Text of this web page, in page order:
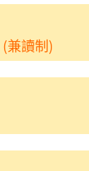
兼讀制)